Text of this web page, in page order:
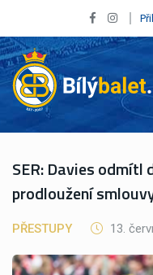
SER: Davies odmítl
prodloužení
PŘESTUPY 13.